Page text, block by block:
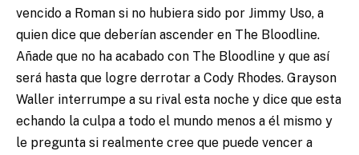
vencido a Roman si no hubiera sido por Jimmy Uso, a
quien dice que deberían ascender en The Bloodline.
Añade que no ha acabado con The Bloodline y que así
será hasta que logre derrotar a Cody Rhodes. Grayson
Waller interrumpe a su rival esta noche y dice que esta
echando la culpa a todo el mundo menos a él mismo y
le pregunta si realmente cree que puede vencer a